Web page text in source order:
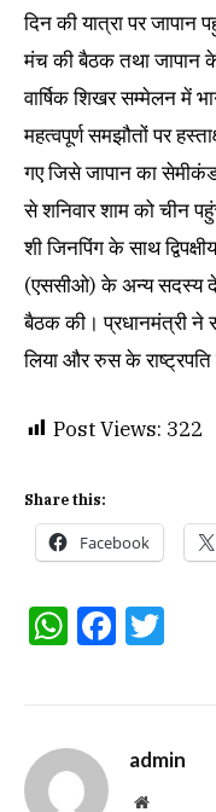
दिन की यात्रा पर जापान
मंच की बैठक तथा जापान
वार्षिक शिखर सम्मेलन में
महत्वपूर्ण समझौतों पर
गए जिसे जापान का
से शनिवार शाम को चीन
शी जिनपिंग के साथ
(एससीओ) के अन्य सदस्य
बैठक की। प्रधानमंत्री ने
लिया और रुस के राष्ट्रपति
Post Views: 322
Share this:
Facebook
admin
Website